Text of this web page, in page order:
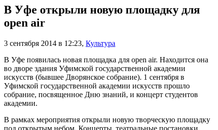
В Уфе открыли новую площадку для
open air
3 сентября 2014 в 12:23, Культура
В Уфе появилась новая площадка для open air. Находится она
во дворе здания Уфимской государственной академии
искусств (бывшее Дворянское собрание). 1 сентября в
Уфимской государственной академии искусств прошло
собрание, посвященное Дню знаний, и концерт студентов
академии.
В рамках мероприятия открыли новую творческую площадку